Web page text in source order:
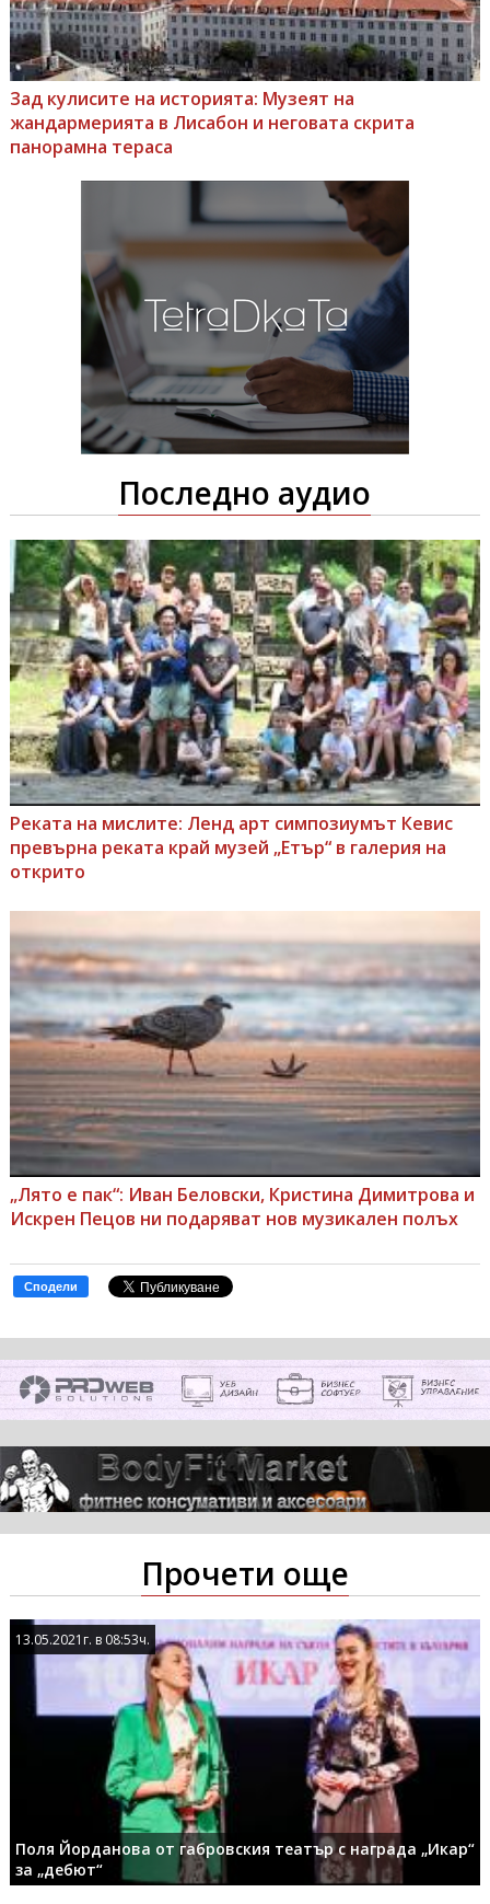
Зад кулисите на историята: Музеят на
жандармерията в Лисабон и неговата скрита
панорамна тераса
Последно аудио
Реката на мислите: Ленд арт симпозиумът Кевис
превърна реката край музей „Етър“ в галерия на
открито
„Лято е пак“: Иван Беловски, Кристина Димитрова и
Искрен Пецов ни подаряват нов музикален полъх
Сподели
Прочети още
Поля Йорданова от габровския театър с награда „Икар“
за „дебют“
13.05.2021г. в 08:53ч.
13.05.2021г. в 08:53ч.